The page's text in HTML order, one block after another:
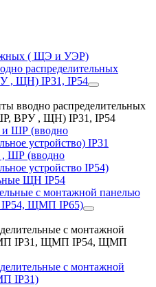
( ЩЭ и УЭР)
распределительных
, ЩН) IP31, IP54
вводно распределительных
ВРУ , ЩН) IP31, IP54
и ШР (вводно
устройство) IP31
ШР (вводно
устройство IP54)
ЩН IP54
с монтажной панелью
ЩМП IP65)
с монтажной
IP31, ЩМП IP54, ЩМП
с монтажной
IP31)